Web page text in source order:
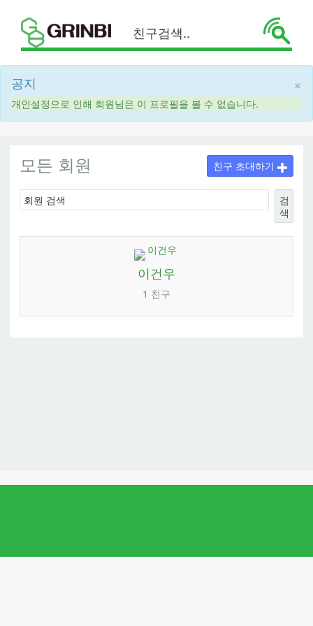
×
공지
개인설정으로 인해 회원님은 이 프로필을 볼 수 없습니다.
모든 회원
검
색
친구 초대하기
이건우
1 친구